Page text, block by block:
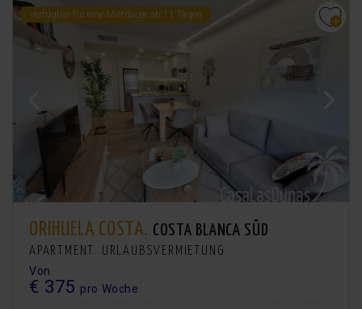
Verfügbar für eine Mietdauer ab 11 Tagen
ORIHUELA COSTA. COSTA BLANCA SÜD
APARTMENT. URLAUBSVERMIETUNG
Von
€ 375 pro Woche